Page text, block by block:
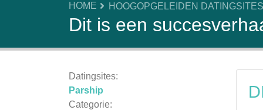
HOME HOOGOPGELEIDEN DATINGSITES
Dit is een
Datingsites:
Parship
Categorie: